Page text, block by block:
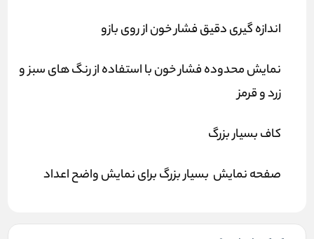
اندازه گیری دقیق فشار خون از روی بازو
نمایش محدوده فشار خون با استفاده از رنگ های سبز و
زرد و قرمز
کاف بسیار بزرگ
صفحه نمایش بسیار بزرگ برای نمایش واضح اعداد